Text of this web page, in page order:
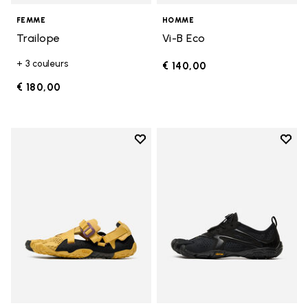
FEMME
Trailope
+ 3 couleurs
€ 180,00
HOMME
Vi-B Eco
€ 140,00
Add to wishlist
Add